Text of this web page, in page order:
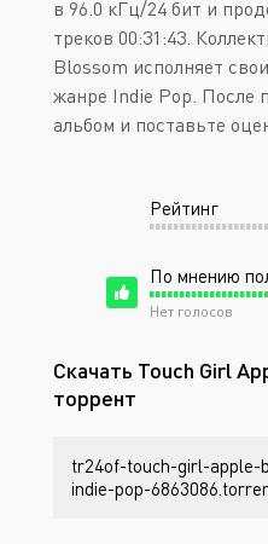
в 96.0 кГц/24 бит и
треков 00:31:43.
Blossom исполняет
жанре Indie Pop. После
альбом и поставьте
Рейтинг
По мнению
Нет голосов
Скачать Touch Girl
торрент
tr24of-touch-girl-apple-
indie-pop-